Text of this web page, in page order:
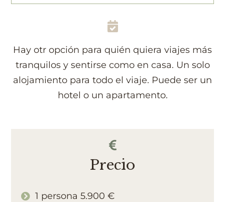
Hay otr opción para quién quiera viajes más
tranquilos y sentirse como en casa. Un solo
alojamiento para todo el viaje. Puede ser un
hotel o un apartamento.
Precio
1 persona 5.900 €